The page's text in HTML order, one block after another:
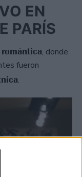
EN
PARÍS
, donde
fueron
.